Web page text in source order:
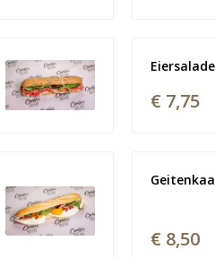
€ 7,75
€ 8,50